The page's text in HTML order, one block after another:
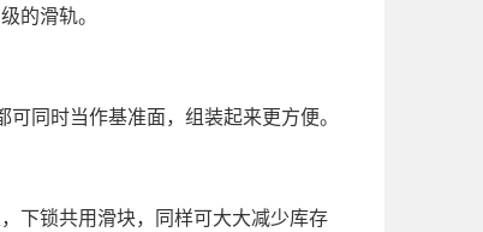
的滑轨。
同时当作基准面，组装起来更方便。
下锁共用滑块，同样可大大减少库存